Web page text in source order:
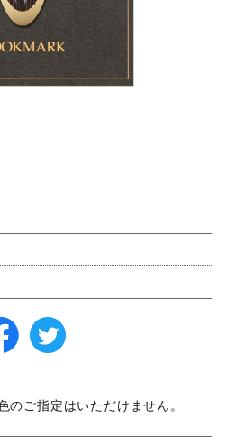
ご指定はいただけません。